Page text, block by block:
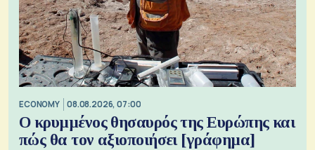
ECONOMY 08.08.2026, 07:00
Ο κρυμμένος θησαυρός της Ευρώπης και
πώς θα τον αξιοποιήσει [γράφημα]